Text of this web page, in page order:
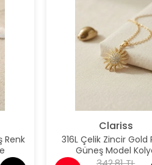
Renk
Clariss
316L Çelik Zincir Gold
Güneş Model